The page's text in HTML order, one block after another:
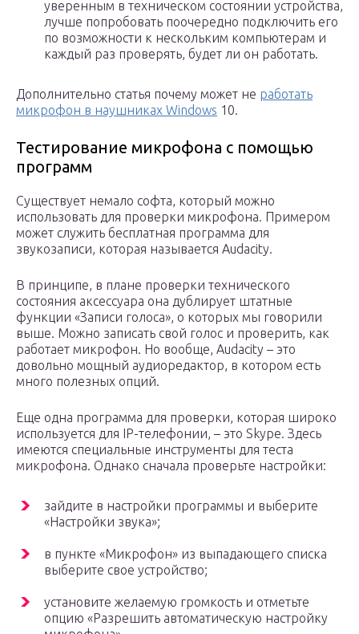
уверенным в техническом состоянии устройства,
лучше попробовать поочередно подключить его
по возможности к нескольким компьютерам и
каждый раз проверять, будет ли он работать.
Дополнительно статья почему может не работать
микрофон в наушниках Windows 10.
Тестирование микрофона с помощью
программ
Существует немало софта, который можно
использовать для проверки микрофона. Примером
может служить бесплатная программа для
звукозаписи, которая называется Audacity.
В принципе, в плане проверки технического
состояния аксессуара она дублирует штатные
функции «Записи голоса», о которых мы говорили
выше. Можно записать свой голос и проверить, как
работает микрофон. Но вообще, Audacity – это
довольно мощный аудиоредактор, в котором есть
много полезных опций.
Еще одна программа для проверки, которая широко
используется для IP-телефонии, – это Skype. Здесь
имеются специальные инструменты для теста
микрофона. Однако сначала проверьте настройки:
зайдите в настройки программы и выберите
«Настройки звука»;
в пункте «Микрофон» из выпадающего списка
выберите свое устройство;
установите желаемую громкость и отметьте
опцию «Разрешить автоматическую настройку